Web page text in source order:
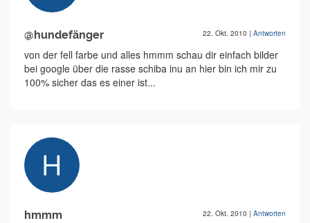
@hundefänger 22. Okt. 2010 | Antworten
von der fell farbe und alles hmmm schau dir einfach bilder
bei google über die rasse schiba inu an hier bin ich mir zu
100% sicher das es einer ist...
hmmm 22. Okt. 2010 | Antworten